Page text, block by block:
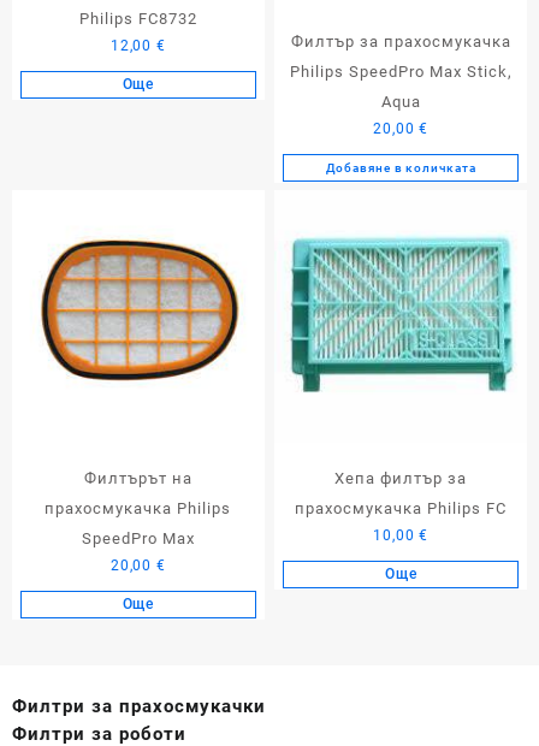
Philips FC8732
12,00 €
Още
Филтър за прахосмукачка
Philips SpeedPro Max Stick,
Aqua
20,00€
Добавяне в количката
Филтърът на
прахосмукачка Philips
SpeedPro Max
20,00 €
Още
Хепа филтър за
прахосмукачка Philips FC
10,00€
Още
Филтри за прахосмукачки
Филтри за роботи